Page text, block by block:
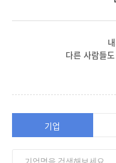
다른 사람들
기업